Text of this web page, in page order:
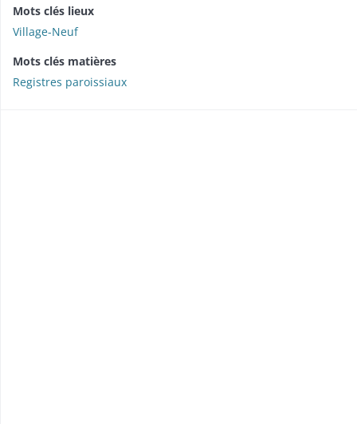
Mots clés lieux
Village-Neuf
Mots clés matières
Registres paroissiaux